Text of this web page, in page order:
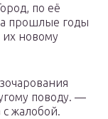
по её
прошлые годы
их новому
поводу. —
жалобой.